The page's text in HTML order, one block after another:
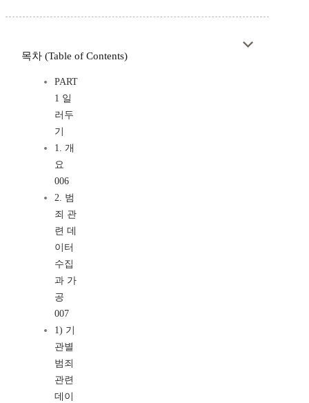
목차 (Table of Contents)
PART
1 일
러두
기
1. 개
요
006
2. 범
죄 관
련 데
이터
수집
과 가
공
007
1) 기
관별
범죄
관련
데이